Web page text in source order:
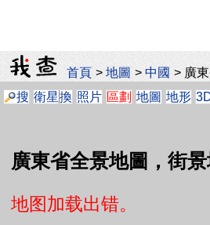
首頁 >地圖 >中國 > 廣
搜 衛星換 照片 區劃 地圖 地形
廣東省全景地圖，街景
地图加载出错。